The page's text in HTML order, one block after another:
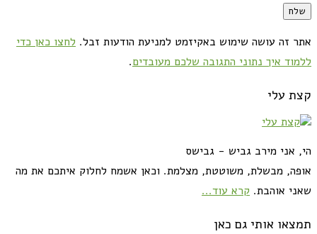
אתר זה עושה שימוש באקיזמט למניעת הודעות זבל. לחצו כאן כדי
ללמוד איך נתוני התגובה שלכם מעובדים.
קצת עלי
הי, אני מירב גביש - גבישס
אופה, מבשלת, משוטטת, מצלמת. וכאן אשמח לחלוק איתכם את מה
שאני אוהבת. קרא עוד...
תמצאו אותי גם כאן